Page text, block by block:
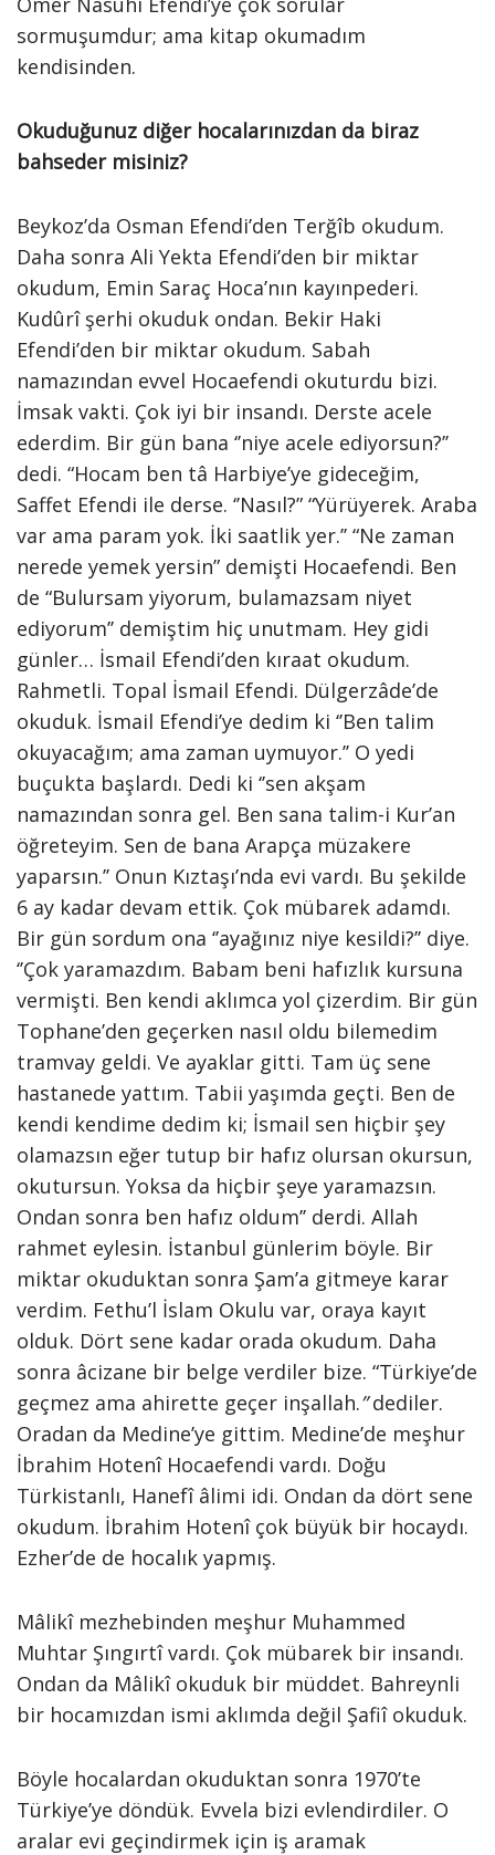
sormuşumdur; ama kitap okumadım
kendisinden.
Okuduğunuz diğer hocalarınızdan da biraz
bahseder misiniz?
Beykoz’da Osman Efendi’den Terğîb okudum.
Daha sonra Ali Yekta Efendi’den bir miktar
okudum, Emin Saraç Hoca’nın kayınpederi.
Kudûrî şerhi okuduk ondan. Bekir Haki
Efendi’den bir miktar okudum. Sabah
namazından evvel Hocaefendi okuturdu bizi.
İmsak vakti. Çok iyi bir insandı. Derste acele
ederdim. Bir gün bana ‘’niye acele ediyorsun?’’
dedi. “Hocam ben tâ Harbiye’ye gideceğim,
Saffet Efendi ile derse. ‘’Nasıl?” “Yürüyerek. Araba
var ama param yok. İki saatlik yer.’’ “Ne zaman
nerede yemek yersin” demişti Hocaefendi. Ben
de “Bulursam yiyorum, bulamazsam niyet
ediyorum’’ demiştim hiç unutmam. Hey gidi
günler… İsmail Efendi’den kıraat okudum.
Rahmetli. Topal İsmail Efendi. Dülgerzâde’de
okuduk. İsmail Efendi’ye dedim ki ‘’Ben talim
okuyacağım; ama zaman uymuyor.’’ O yedi
buçukta başlardı. Dedi ki ‘’sen akşam
namazından sonra gel. Ben sana talim-i Kur’an
öğreteyim. Sen de bana Arapça müzakere
yaparsın.’’ Onun Kıztaşı’nda evi vardı. Bu şekilde
6 ay kadar devam ettik. Çok mübarek adamdı.
Bir gün sordum ona ‘’ayağınız niye kesildi?’’ diye.
‘’Çok yaramazdım. Babam beni hafızlık kursuna
vermişti. Ben kendi aklımca yol çizerdim. Bir gün
Tophane’den geçerken nasıl oldu bilemedim
tramvay geldi. Ve ayaklar gitti. Tam üç sene
hastanede yattım. Tabii yaşımda geçti. Ben de
kendi kendime dedim ki; İsmail sen hiçbir şey
olamazsın eğer tutup bir hafız olursan okursun,
okutursun. Yoksa da hiçbir şeye yaramazsın.
Ondan sonra ben hafız oldum’’ derdi. Allah
rahmet eylesin. İstanbul günlerim böyle. Bir
miktar okuduktan sonra Şam’a gitmeye karar
verdim. Fethu’l İslam Okulu var, oraya kayıt
olduk. Dört sene kadar orada okudum. Daha
sonra âcizane bir belge verdiler bize. “Türkiye’de
geçmez ama ahirette geçer inşallah.”dediler.
Oradan da Medine’ye gittim. Medine’de meşhur
İbrahim Hotenî Hocaefendi vardı. Doğu
Türkistanlı, Hanefî âlimi idi. Ondan da dört sene
okudum. İbrahim Hotenî çok büyük bir hocaydı.
Ezher’de de hocalık yapmış.
Mâlikî mezhebinden meşhur Muhammed
Muhtar Şıngırtî vardı. Çok mübarek bir insandı.
Ondan da Mâlikî okuduk bir müddet. Bahreynli
bir hocamızdan ismi aklımda değil Şafiî okuduk.
Böyle hocalardan okuduktan sonra 1970’te
Türkiye’ye döndük. Evvela bizi evlendirdiler. O
aralar evi geçindirmek için iş aramak